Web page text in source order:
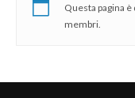
Questa pagina
membri.